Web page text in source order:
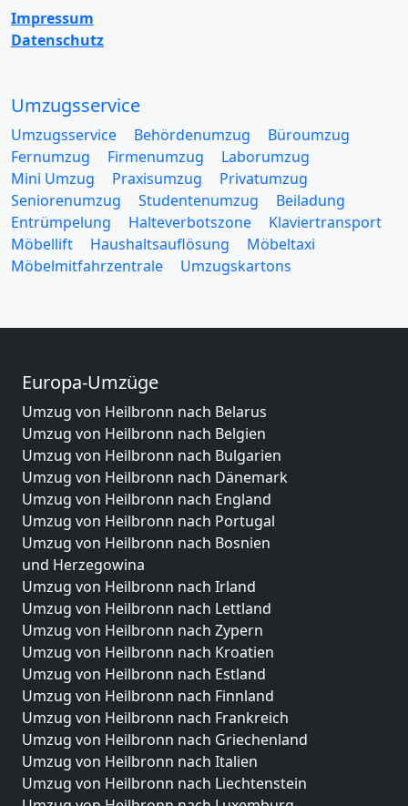
Impressum
Datenschutz
Umzugsservice
Umzugsservice Behördenumzug
Büroumzug
Fernumzug
Firmenumzug
Laborumzug
Mini Umzug
Praxisumzug
Privatumzug
Seniorenumzug
Studentenumzug
Beiladung
Entrümpelung
Halteverbotszone
Klaviertransport
Möbellift
Haushaltsauflösung
Möbeltaxi
Möbelmitfahrzentrale
Umzugskartons
Europa-Umzüge
Umzug von Heilbronn nach Belarus
Umzug von Heilbronn nach Belgien
Umzug von Heilbronn nach Bulgarien
Umzug von Heilbronn nach Dänemark
Umzug von Heilbronn nach England
Umzug von Heilbronn nach Portugal
Umzug von Heilbronn nach Bosnien
und Herzegowina
Umzug von Heilbronn nach Irland
Umzug von Heilbronn nach Lettland
Umzug von Heilbronn nach Zypern
Umzug von Heilbronn nach Kroatien
Umzug von Heilbronn nach Estland
Umzug von Heilbronn nach Finnland
Umzug von Heilbronn nach Frankreich
Umzug von Heilbronn nach Griechenland
Umzug von Heilbronn nach Italien
Umzug von Heilbronn nach Liechtenstein